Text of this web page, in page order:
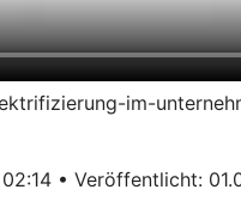
im-
• Veröffentlicht: